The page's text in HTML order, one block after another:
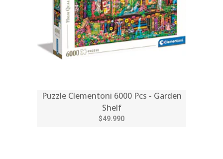
Puzzle Clementoni 6000 Pcs - Garden
Shelf
$49.990